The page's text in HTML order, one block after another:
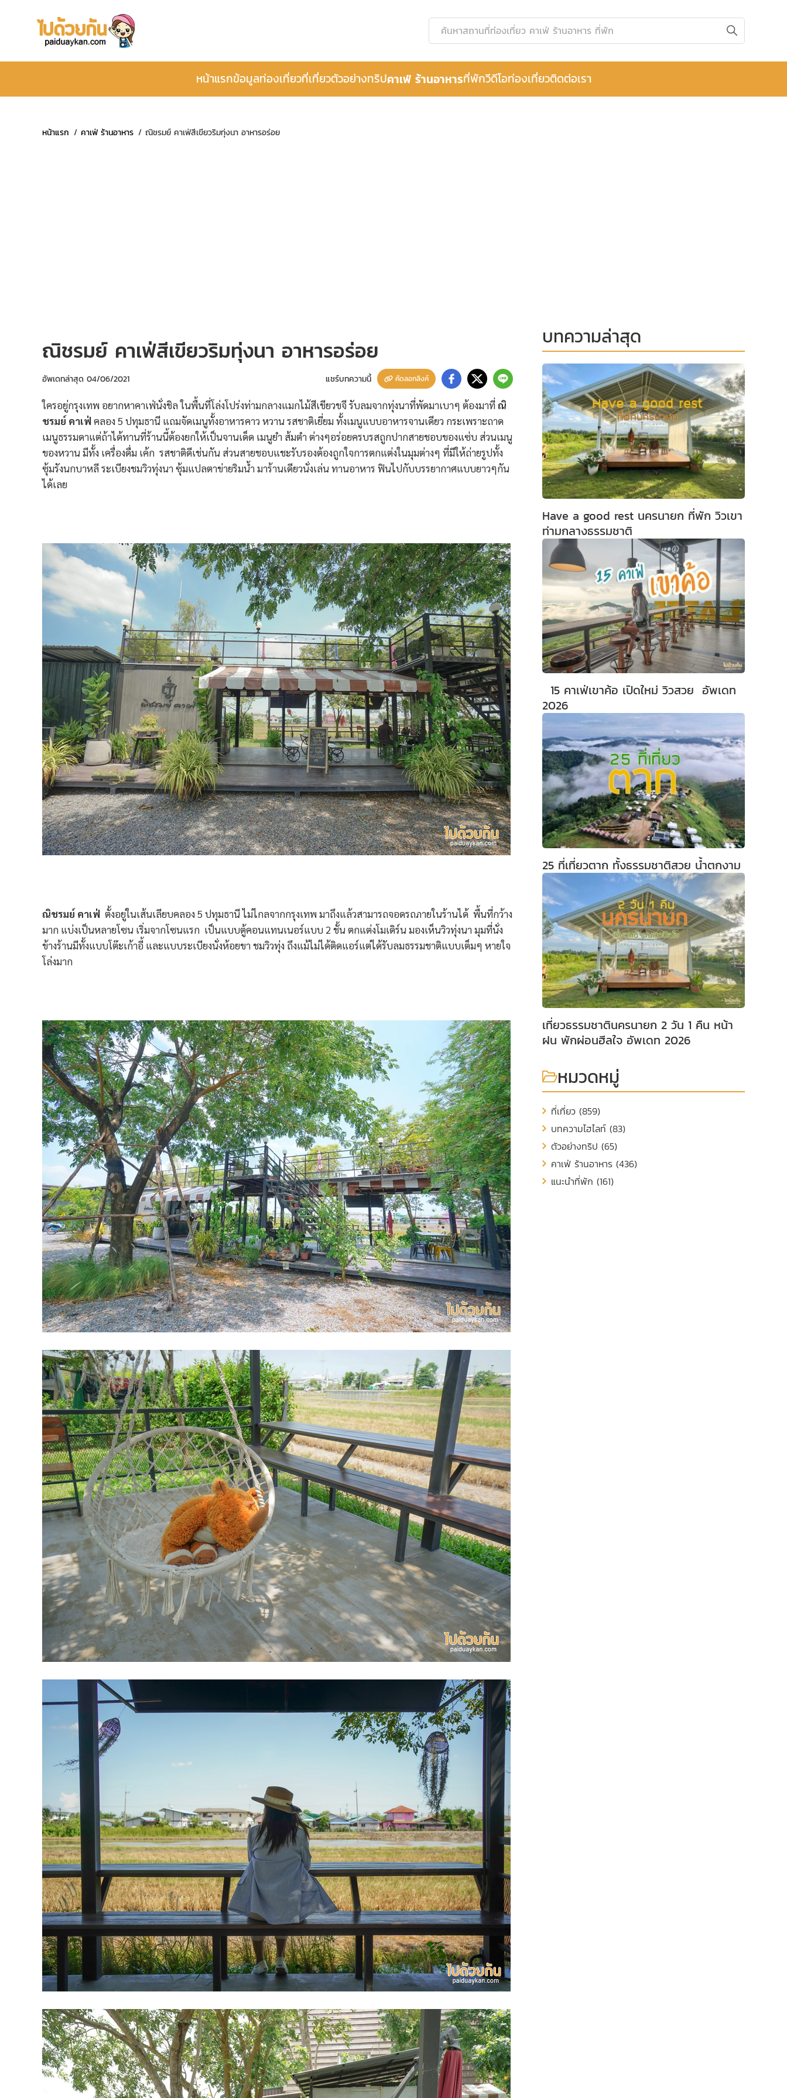
หน้าแรกข้อมูลท่องเที่ยวที่เที่ยวตัวอย่างทริปคาเฟ่ ร้านอาหารที่พักวีดีโอท่องเที่ยวติดต่อเรา
หน้าแรก คาเฟ่ ร้านอาหาร ณิชรมย์ คาเฟ่สีเขียวริมทุ่งนา อาหารอร่อย
ณิชรมย์ คาเฟ่สีเขียวริมทุ่งนา อาหารอร่อย
อัพเดทล่าสุด 04/06/2021 แชร์บทความนี้ คัดลอกลิงค์
ใครอยู่กรุงเทพ อยากหาคาเฟ่นั่งชิล ในพื้นที่โล่งโปร่งท่ามกลางแมกไม้สีเขียวขจี รับลมจากทุ่งนาที่พัดมาเบาๆ ต้องมาที่ณิ
ชรมย์ คาเฟ่คลอง 5 ปทุมธานี แถมจัดเมนูทั้งอาหารคาว หวาน รสชาติเยี่ยม ทั้งเมนูแบบอาหารจานเดียว กระเพราะถาด
เมนูธรรมดาแต่ถ้าได้ทานที่ร้านนี้ต้องยกให้เป็นจานเด็ด เมนูยำ ส้มตำ ต่างๆอร่อยครบรสถูกปากสายชอบของแซ่บ ส่วนเมนู
ของหวาน มีทั้ง เครื่องดื่ม เค้ก รสชาติดีเช่นกัน ส่วนสายชอบแชะรับรองต้องถูกใจการตกแต่งในมุมต่างๆ ที่มีให้ถ่ายรูปทั้ง
ซุ้มรังนกบาหลี ระเบียงชมวิวทุ่งนา ซุ้มแปลตาข่ายริมน้ำ มาร้านเดียวนั่งเล่น ทานอาหาร ฟินไปกับบรรยากาศแบบยาวๆกัน
ได้เลย
ณิชรมย์ คาเฟ่ ตั้งอยู่ในเส้นเลียบคลอง 5 ปทุมธานี ไม่ไกลจากกรุงเทพ มาถึงแล้วสามารถจอดรถภายในร้านได้ พื้นที่กว้าง
มาก แบ่งเป็นหลายโซน เริ่มจากโซนแรก เป็นแบบตู้คอนแทนเนอร์แบบ 2 ชั้น ตกแต่งโมเดิร์น มองเห็นวิวทุ่งนา มุมที่นั่ง
ข้างร้านมีทั้งแบบโต๊ะเก้าอี้ และแบบระเบียงนั่งห้อยขา ชมวิวทุ่ง ถึงแม้ไม่ได้ติดแอร์แต่ได้รับลมธรรมชาติแบบเต็มๆ หายใจ
โล่งมาก
บทความล่าสุด
Have a good rest นครนายก ที่พัก วิวเขา
ท่ามกลางธรรมชาติ
15 คาเฟ่เขาค้อ เปิดใหม่ วิวสวย อัพเดท
2026
25 ที่เที่ยวตาก ทั้งธรรมชาติสวย น้ำตกงาม
เที่ยวธรรมชาตินครนายก 2 วัน 1 คืน หน้า
ฝน พักผ่อนฮีลใจ อัพเดท 2026
หมวดหมู่
ที่เที่ยว (859)
บทความไฮไลท์ (83)
ตัวอย่างทริป (65)
คาเฟ่ ร้านอาหาร (436)
แนะนำที่พัก (161)